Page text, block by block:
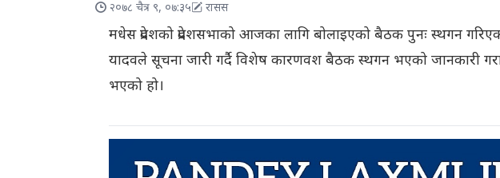
२०७८ चैत्र ९, ०७:३५ रासस
मधेस प्रदेशको प्रदेशसभाको आजका लागि बोलाइएको बैठक पुनः स्थगन
यादवले सूचना जारी गर्दै विशेष कारणवश बैठक स्थगन भएको जानकारी
भएको हो।